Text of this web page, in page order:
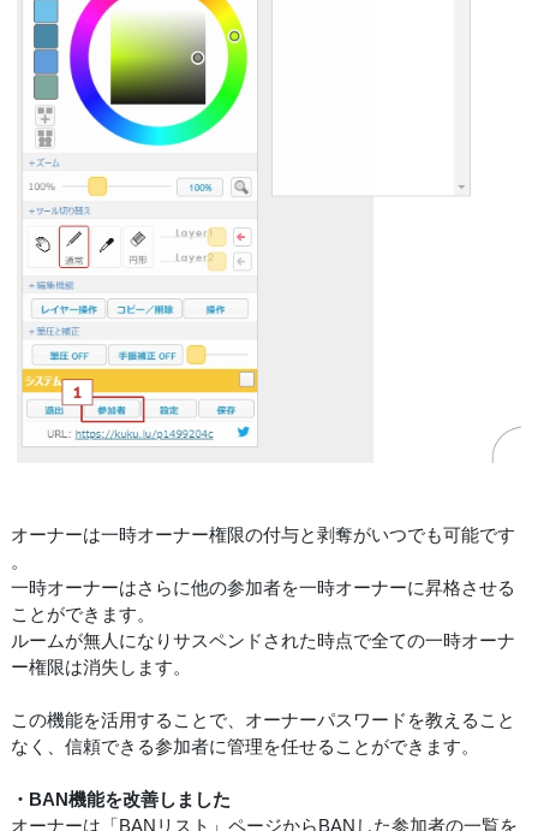
オーナーは一時オーナー権限の付与と剥奪がいつでも可能です
。
一時オーナーはさらに他の参加者を一時オーナーに昇格させる
ことができます。
ルームが無人になりサスペンドされた時点で全ての一時オーナ
ー権限は消失します。
この機能を活用することで、オーナーパスワードを教えること
なく、信頼できる参加者に管理を任せることができます。
・BAN機能を改善しました
オーナーは「BANリスト」ページからBANした参加者の一覧を